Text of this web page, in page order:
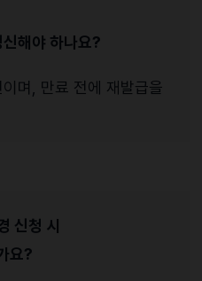
해야 하나요?
며, 만료 전에 재발급을
신청 시
요?